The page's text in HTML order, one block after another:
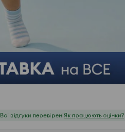
Всі відгуки перевіреніЯк працюють оцінки?